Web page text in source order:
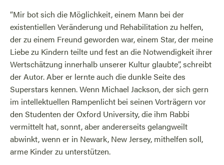
“Mir bot sich die Möglichkeit, einem Mann bei der
existentiellen Veränderung und Rehabilitation zu helfen,
der zu einem Freund geworden war, einem Star, der meine
Liebe zu Kindern teilte und fest an die Notwendigkeit ihrer
Wertschätzung innerhalb unserer Kultur glaubte”, schreibt
der Autor. Aber er lernte auch die dunkle Seite des
Superstars kennen. Wenn Michael Jackson, der sich gern
im intellektuellen Rampenlicht bei seinen Vorträgern vor
den Studenten der Oxford University, die ihm Rabbi
vermittelt hat, sonnt, aber andererseits gelangweilt
abwinkt, wenn er in Newark, New Jersey, mithelfen soll,
arme Kinder zu unterstützen.